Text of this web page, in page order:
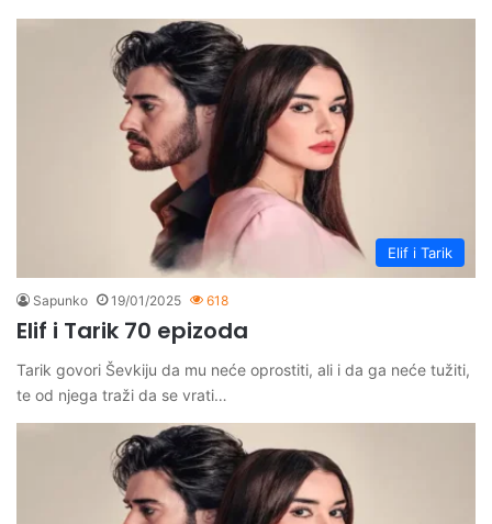
Elif i Tarik
Sapunko 19/01/2025 618
Elif i Tarik 70 epizoda
Tarik govori Ševkiju da mu neće oprostiti, ali i da ga neće tužiti,
te od njega traži da se vrati…